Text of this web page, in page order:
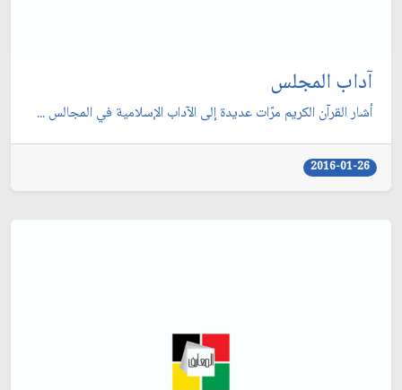
آداب المجلس
أشار القرآن الكريم مرّات عديدة إلى الآداب الإسلامية في المجالس ...
2016-01-26